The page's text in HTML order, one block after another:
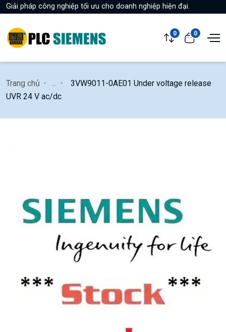
Giải pháp công nghiệp tối ưu cho doanh nghiệp hiện đại.
0 0
Trang chủ
3VW9011-0AE01 Under voltage release
UVR 24 V ac/dc